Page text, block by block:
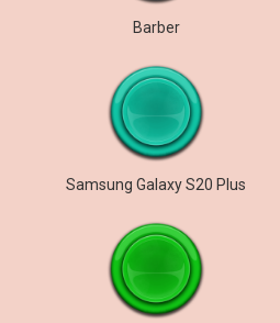
Barber
Samsung Galaxy S20 Plus